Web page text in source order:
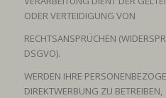
ODER VERTEIDIGUNG VON
RECHTSANSPRÜCHEN
DSGVO).
WERDEN IHRE
DIREKTWERBUNG ZU BETREIBEN,